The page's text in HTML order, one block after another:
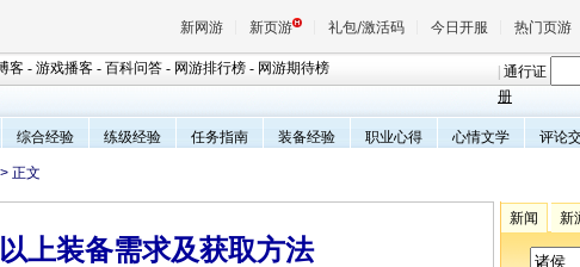
新网游 新页游 礼包/激活码 今日开服 热门页游
魔兽
天堂
客 - 游戏播客 - 百科问答 - 网游排行榜 - 网游期待榜
通行证
册
综合经验 练级经验 任务指南 装备经验 职业心得 心情文学 评论
> 正文
上装备需求及获取方法
新闻 新